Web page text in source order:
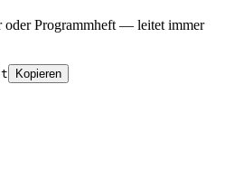
oder Programmheft — leitet immer
Kopieren